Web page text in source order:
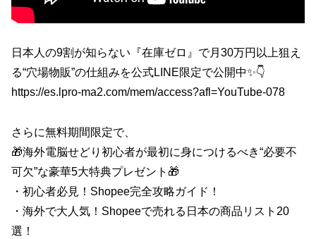
日本人の9割が知らない『在庫ゼロ』で月30万円以上狙え
る“穴場物販”の仕組みを公式LINE限定で公開中✨👇️
https://es.lpro-ma2.com/mem/access?afl=YouTube-078
さらに無料期間限定で、
🎁海外電脳せどり初心者が最初に身につけるべき“必要不
可欠”な豪華5大特典プレゼント🎁
・初心者必見！Shopee完全攻略ガイド！
・海外で大人気！Shopeeで売れる日本の商品リスト20
選！